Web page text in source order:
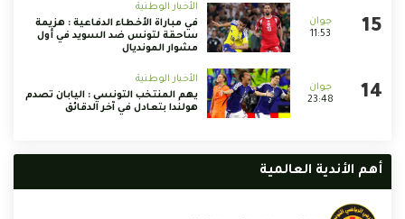
11:53
الأخبار الوطنية
في مباراة الأخطاء الدفاعية : هزيمة
ساحقة لتونس ضد السويد في أول
مشوار المونديال
23:48
الأخبار الوطنية
يهم المنتخب التونسي : اليابان تصدم
هولندا بتعادل في آخر الدقائق
أهم الأندية العالمية